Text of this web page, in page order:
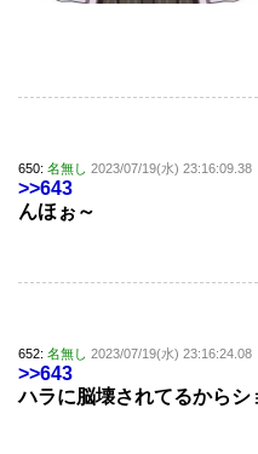
650: 名無し 2023/07/19(水) 23:16:09.38
>>643
んほぉ～
652: 名無し 2023/07/19(水) 23:16:24.08
>>643
ハラに脳壊されてるからシ